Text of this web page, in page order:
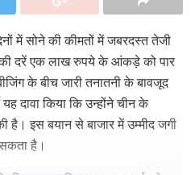
में सोने की कीमतों में जबरदस्त तेजी
दरें एक लाख रुपये के आंकड़े को पार
के बीच जारी तनातनी के बावजूद
दावा किया कि उन्होंने चीन के
है। इस बयान से बाजार में उम्मीद जगी
सकता है।